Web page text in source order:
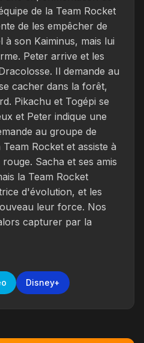
de la Team Rocket
de les empêcher de
à son Kaiminus, mais lui
Peter arrive et les
Il demande au
cacher dans la forêt,
Pikachu et Togépi se
et Peter indique une
au groupe de
Rocket et assiste à
Sacha et ses amis
la Team Rocket
d'évolution, et les
leur force. Nos
capturer par la
Disney+